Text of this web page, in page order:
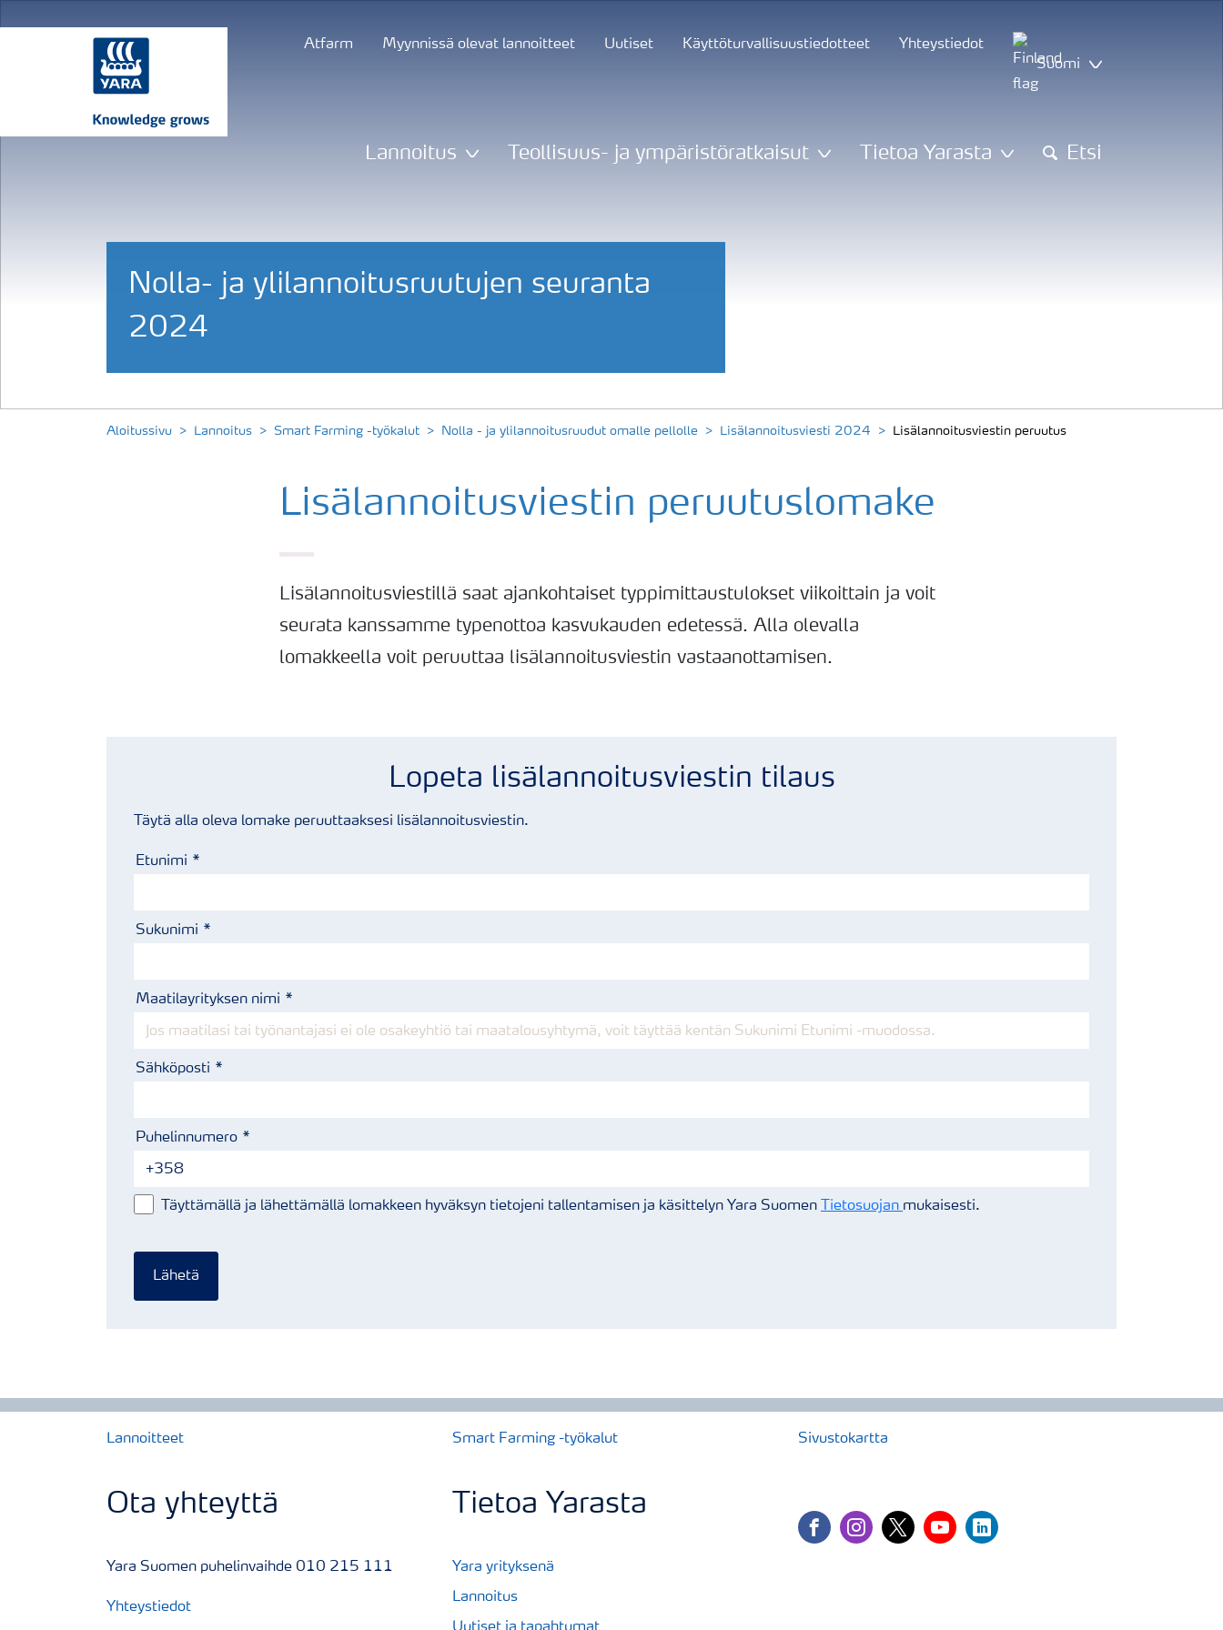
Atfarm Myynnissä olevat lannoitteet Uutiset Käyttöturvallisuustiedotteet
Yhteystiedot
Suomi
Lannoitus Teollisuus- ja ympäristöratkaisut Tietoa Yarasta Etsi
Nolla- ja ylilannoitusruutujen seuranta
2024
Aloitussivu Lannoitus Smart Farming -työkalut Nolla - ja ylilannoitusruudut omalle pellolle Lisälannoitusviesti 2024 Lisälannoitusviestin peruutus
Lisälannoitusviestin peruutuslomake
Lisälannoitusviestillä saat ajankohtaiset typpimittaustulokset viikoittain ja voit
seurata kanssamme typenottoa kasvukauden edetessä. Alla olevalla
lomakkeella voit peruuttaa lisälannoitusviestin vastaanottamisen.
Lopeta lisälannoitusviestin tilaus
Täytä alla oleva lomake peruuttaaksesi lisälannoitusviestin.
Etunimi
Sukunimi
Maatilayrityksen nimi
Sähköposti
Puhelinnumero
Täyttämällä ja lähettämällä lomakkeen hyväksyn tietojeni tallentamisen ja käsittelyn Yara Suomen Tietosuojan mukaisesti.
Lähetä
Lannoitteet Smart Farming -työkalut Sivustokartta
Ota yhteyttä
Yara Suomen puhelinvaihde 010 215 111
Yhteystiedot
Tietoa Yarasta
Yara yrityksenä
Lannoitus
facebookinstagram
twitteryoutubelinkedin